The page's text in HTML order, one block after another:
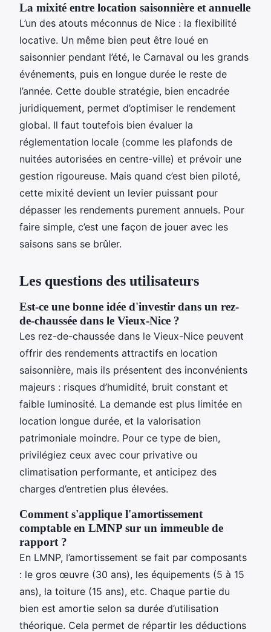
La mixité entre location saisonnière et annuelle
L’un des atouts méconnus de Nice : la flexibilité
locative. Un même bien peut être loué en
saisonnier pendant l’été, le Carnaval ou les grands
événements, puis en longue durée le reste de
l’année. Cette double stratégie, bien encadrée
juridiquement, permet d’optimiser le rendement
global. Il faut toutefois bien évaluer la
réglementation locale (comme les plafonds de
nuitées autorisées en centre-ville) et prévoir une
gestion rigoureuse. Mais quand c’est bien piloté,
cette mixité devient un levier puissant pour
dépasser les rendements purement annuels. Pour
faire simple, c’est une façon de jouer avec les
saisons sans se brûler.
Les questions des utilisateurs
Est-ce une bonne idée d'investir dans un rez-
de-chaussée dans le Vieux-Nice ?
Les rez-de-chaussée dans le Vieux-Nice peuvent
offrir des rendements attractifs en location
saisonnière, mais ils présentent des inconvénients
majeurs : risques d’humidité, bruit constant et
faible luminosité. La demande est plus limitée en
location longue durée, et la valorisation
patrimoniale moindre. Pour ce type de bien,
privilégiez ceux avec cour privative ou
climatisation performante, et anticipez des
charges d’entretien plus élevées.
Comment s'applique l'amortissement
comptable en LMNP sur un immeuble de
rapport ?
En LMNP, l’amortissement se fait par composants
: le gros œuvre (30 ans), les équipements (5 à 15
ans), la toiture (15 ans), etc. Chaque partie du
bien est amortie selon sa durée d’utilisation
théorique. Cela permet de répartir les déductions